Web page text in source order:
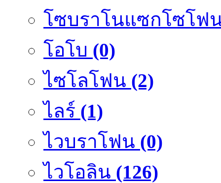
โซบราโนแซกโซโฟ
โอโบ (0)
ไซโลโฟน (2)
ไลร์ (1)
ไวบราโฟน (0)
ไวโอลิน (126)